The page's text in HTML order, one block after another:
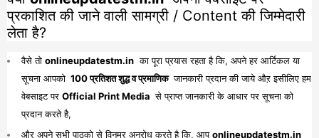
प्रकाशित की जाने वाली सामग्री / Content की जिम्मेदारी
लेता है?
वैसे तो onlineupdatestm.in का पूरा प्रयास रहता है कि, अपने हर आर्टिकल या
सूचना आपको 100 प्रतिशत शुद्ध व प्रमाणिक जानकारी प्रदान की जाये औऱ इसीलिए हम
वेबसाइट पर Official Print Media से प्राप्त जानकारी के आधार पर सूचना को
प्रदान करते है,
औऱ अपने सभी पाठको से विनम्र अनुरोध करते है कि, आपonlineupdatestm.in